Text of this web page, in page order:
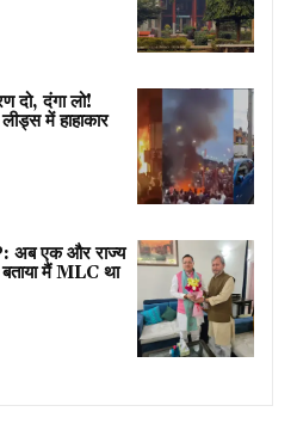
दंगा लो!
में हाहाकार
एक और राज्य
मैं MLC था